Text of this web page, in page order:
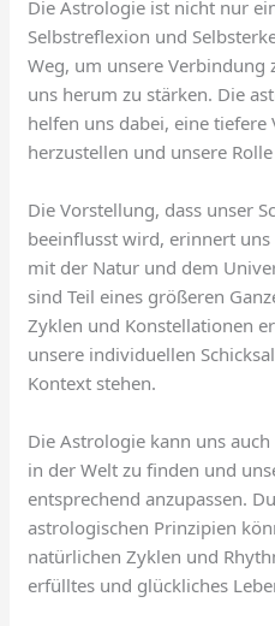
Die Astrologie ist nicht nur
Selbstreflexion und
Weg, um unsere
uns herum zu stärken. Die
helfen uns dabei, eine
herzustellen und unsere
Die Vorstellung, dass unser
beeinflusst wird, erinnert
mit der Natur und dem
sind Teil eines größeren
Zyklen und Konstellationen
unsere individuellen
Kontext stehen.
Die Astrologie kann uns
in der Welt zu finden und
entsprechend anzupassen.
astrologischen Prinzipien
natürlichen Zyklen und
erfülltes und glückliches